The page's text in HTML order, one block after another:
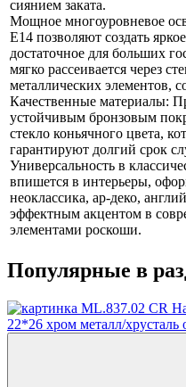
сиянием заката.
Мощное многоуровневое
E14 позволяют создать
достаточное для больших
мягко рассеивается через
металлических элементов,
Качественные материалы:
устойчивым бронзовым
стекло коньячного цвета,
гарантируют долгий срок
Универсальность в
впишется в интерьеры,
неоклассика, ар-деко,
эффектным акцентом в
элементами роскоши.
Популярные в